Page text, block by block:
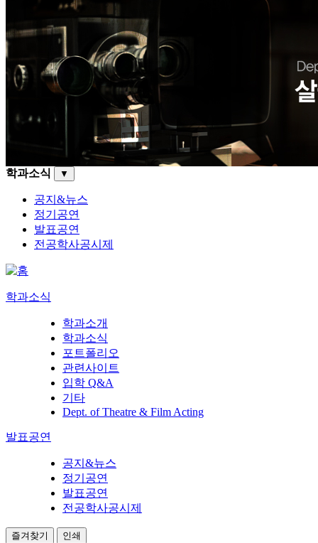
학과소식 ▼
공지&뉴스
정기공연
발표공연
전공학사공시제
학과소식
학과소개
학과소식
포트폴리오
관련사이트
입학 Q&A
기타
Dept. of Theatre & Film Acting
발표공연
공지&뉴스
정기공연
발표공연
전공학사공시제
즐겨찾기 인쇄